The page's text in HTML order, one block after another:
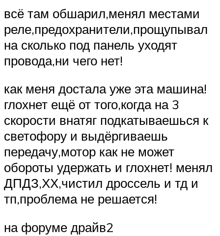
всё там обшарил,менял местами
реле,предохранители,прощупывал
на сколько под панель уходят
провода,ни чего нет!
как меня достала уже эта машина!
глохнет ещё от того,когда на 3
скорости внатяг подкатываешься к
светофору и выдёргиваешь
передачу,мотор как не может
обороты удержать и глохнет! менял
ДПДЗ,ХХ,чистил дроссель и тд и
тп,проблема не решается!
на форуме драйв2